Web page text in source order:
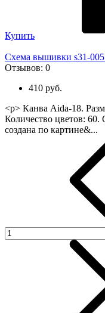
Купить
Схема вышивки s31-
Отзывов: 0
410 руб.
<p> Канва Aida-18.
Количество цветов:
создана по картине&...